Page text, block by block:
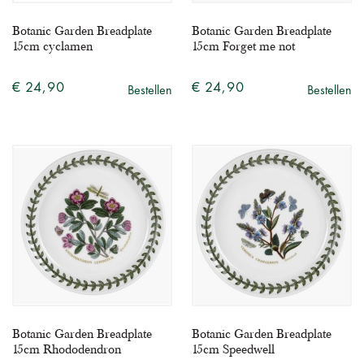
Botanic Garden Breadplate
15cm cyclamen
€ 24,90 Bestellen
Botanic Garden Breadplate
15cm Forget me not
€ 24,90 Bestellen
Botanic Garden Breadplate
15cm Rhododendron
Botanic Garden Breadplate
15cm Speedwell